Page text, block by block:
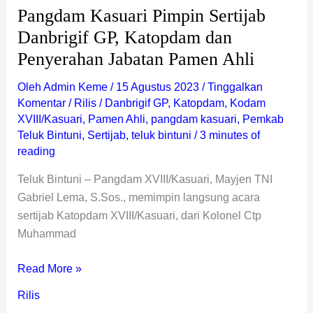
Pangdam Kasuari Pimpin Sertijab
Danbrigif GP, Katopdam dan
Penyerahan Jabatan Pamen Ahli
Oleh Admin Keme / 15 Agustus 2023 /Tinggalkan
Komentar / Rilis/ Danbrigif GP, Katopdam, Kodam
XVIII/Kasuari, Pamen Ahli, pangdam kasuari, Pemkab
Teluk Bintuni, Sertijab, teluk bintuni /3 minutes of
reading
Teluk Bintuni – Pangdam XVIII/Kasuari, Mayjen TNI
Gabriel Lema, S.Sos., memimpin langsung acara
sertijab Katopdam XVIII/Kasuari, dari Kolonel Ctp
Muhammad
Ahli
Read More »
Rilis